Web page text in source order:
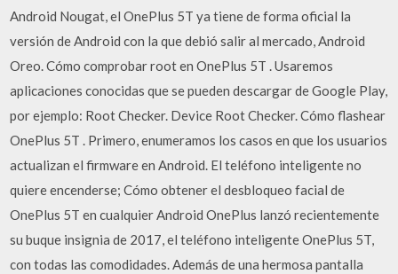
Android Nougat, el OnePlus 5T ya tiene de forma oficial la
versión de Android con la que debió salir al mercado, Android
Oreo. Cómo comprobar root en OnePlus 5T . Usaremos
aplicaciones conocidas que se pueden descargar de Google Play,
por ejemplo: Root Checker. Device Root Checker. Cómo flashear
OnePlus 5T . Primero, enumeramos los casos en que los usuarios
actualizan el firmware en Android. El teléfono inteligente no
quiere encenderse; Cómo obtener el desbloqueo facial de
OnePlus 5T en cualquier Android OnePlus lanzó recientemente
su buque insignia de 2017, el teléfono inteligente OnePlus 5T,
con todas las comodidades. Además de una hermosa pantalla